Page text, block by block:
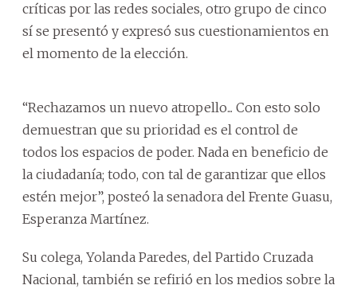
críticas por las redes sociales, otro grupo de cinco
sí se presentó y expresó sus cuestionamientos en
el momento de la elección.
“Rechazamos un nuevo atropello... Con esto solo
demuestran que su prioridad es el control de
todos los espacios de poder. Nada en beneficio de
la ciudadanía; todo, con tal de garantizar que ellos
estén mejor”, posteó la senadora del Frente Guasu,
Esperanza Martínez.
Su colega, Yolanda Paredes, del Partido Cruzada
Nacional, también se refirió en los medios sobre la